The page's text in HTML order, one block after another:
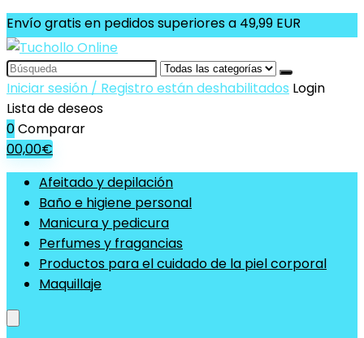
Envío gratis en pedidos superiores a 49,99 EUR
Search
for:
Iniciar sesión / Registro están deshabilitados Login
Lista de deseos
0Comparar
00,00€
Afeitado y depilación
Baño e higiene personal
Manicura y pedicura
Perfumes y fragancias
Productos para el cuidado de la piel corporal
Maquillaje